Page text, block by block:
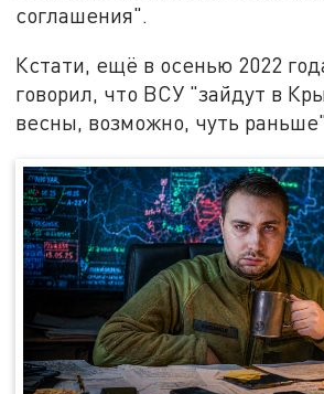
соглашения".
Кстати, ещё в осенью 2022
говорил, что ВСУ "зайдут в
весны, возможно, чуть